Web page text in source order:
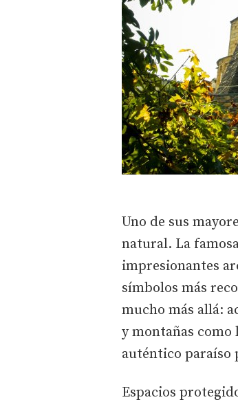
Uno de sus
natural. La
impresionantes
símbolos más
mucho más allá:
y montañas
auténtico paraíso
Espacios